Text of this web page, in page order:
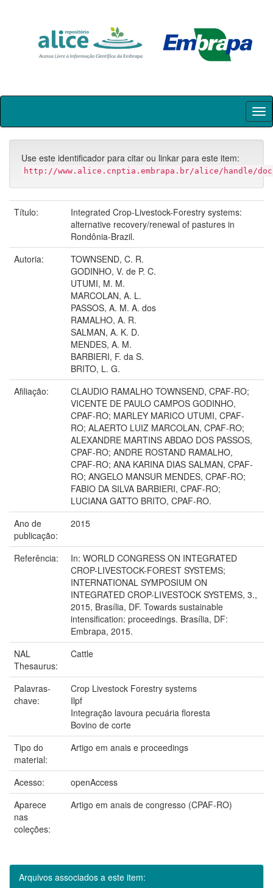
Skip
Use este identificador para citar ou linkar para este item:
http://www.alice.cnptia.embrapa.br/alice/handle/doc/
Título:
Integrated Crop-Livestock-Forestry systems:
alternative recovery/renewal of pastures in
Rondônia-Brazil.
Autoria:
TOWNSEND, C. R.
GODINHO, V. de P. C.
UTUMI, M. M.
MARCOLAN, A. L.
PASSOS, A. M. A. dos
RAMALHO, A. R.
SALMAN, A. K. D.
MENDES, A. M.
BARBIERI, F. da S.
BRITO, L. G.
Afiliação:
CLAUDIO RAMALHO TOWNSEND, CPAF-RO;
VICENTE DE PAULO CAMPOS GODINHO,
CPAF-RO; MARLEY MARICO UTUMI, CPAF-
RO; ALAERTO LUIZ MARCOLAN, CPAF-RO;
ALEXANDRE MARTINS ABDAO DOS PASSOS,
CPAF-RO; ANDRE ROSTAND RAMALHO,
CPAF-RO; ANA KARINA DIAS SALMAN, CPAF-
RO; ANGELO MANSUR MENDES, CPAF-RO;
FABIO DA SILVA BARBIERI, CPAF-RO;
LUCIANA GATTO BRITO, CPAF-RO.
Ano de
publicação:
2015
Referência:
In: WORLD CONGRESS ON INTEGRATED
CROP-LIVESTOCK-FOREST SYSTEMS;
INTERNATIONAL SYMPOSIUM ON
INTEGRATED CROP-LIVESTOCK SYSTEMS, 3.,
2015, Brasília, DF. Towards sustainable
intensification: proceedings. Brasília, DF:
Embrapa, 2015.
NAL
Thesaurus:
Cattle
Palavras-
chave:
Crop Livestock Forestry systems
Ilpf
Integração lavoura pecuária floresta
Bovino de corte
Tipo do
material:
Artigo em anais e proceedings
Acesso:
openAccess
Aparece
nas
coleções:
Artigo em anais de congresso (CPAF-RO)
Arquivos associados a este item: